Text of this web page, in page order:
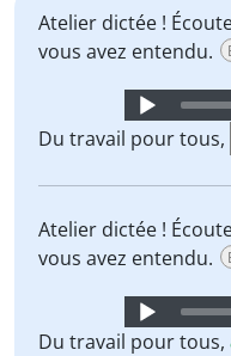
Atelier dictée !
vous avez entendu.
Audio
Player
Du travail pour tous,
Atelier dictée !
vous avez entendu.
Audio
Player
Du travail pour tous,